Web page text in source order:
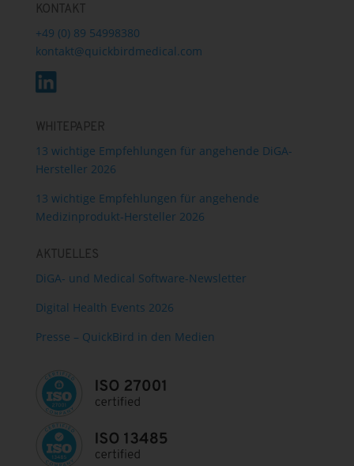
KONTAKT
+49 (0) 89 54998380
kontakt@quickbirdmedical.com
WHITEPAPER
13 wichtige Empfehlungen für angehende DiGA-
Hersteller 2026
13 wichtige Empfehlungen für angehende
Medizinprodukt-Hersteller 2026
AKTUELLES
DiGA- und Medical Software-Newsletter
Digital Health Events 2026
Presse – QuickBird in den Medien